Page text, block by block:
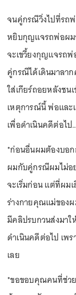
จนคู่กรณีวิ่งไปที่รถ
หยิบกุญแจรถพ่อผม
จะเขวี้ยงกุญแจรถ
คู่กรณีได้เดินมาลา
ใส่เกียร์ถอยหลังชน
เหตุการณ์นี้ พ่อและ
เพื่อดำเนินคดีต่อไป
*ก่อนอื่นผมต้องบอก
ผมกับคู่กรณีผมไม่อ
จะเริ่มก่อน แต่ที่ผม
ร่างกายคุณแม่ของ
มีคลิปรบกวนส่งมา
ดำเนินคดีต่อไป เพ
เลย
*ขอขอบคุณคนที่ช่ว